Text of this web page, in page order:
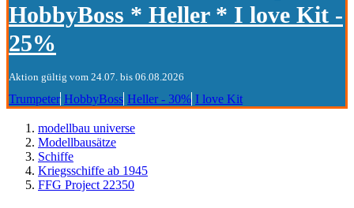
HobbyBoss * Heller * I love Kit -
25%
Aktion gültig vom 24.07. bis 06.08.2026
Trumpeter HobbyBoss Heller - 30% I love Kit
modellbau universe
Modellbausätze
Schiffe
Kriegsschiffe ab 1945
FFG Project 22350